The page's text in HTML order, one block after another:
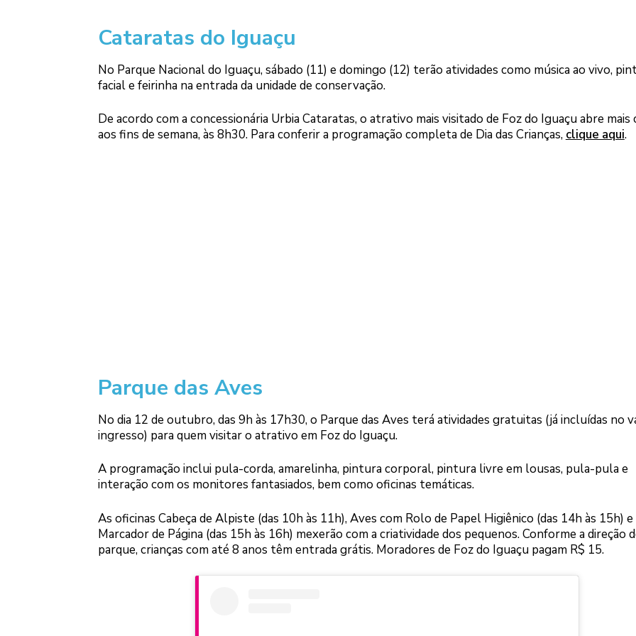
Cataratas do Iguaçu
No Parque Nacional do Iguaçu, sábado (11) e domingo (12) terão atividades como música ao vivo,
facial e feirinha na entrada da unidade de conservação.
De acordo com a concessionária Urbia Cataratas, o atrativo mais visitado de Foz do Iguaçu abre mais
aos fins de semana, às 8h30. Para conferir a programação completa de Dia das Crianças, clique aqui.
Parque das Aves
No dia 12 de outubro, das 9h às 17h30, o Parque das Aves terá atividades gratuitas (já incluídas no
ingresso) para quem visitar o atrativo em Foz do Iguaçu.
A programação inclui pula-corda, amarelinha, pintura corporal, pintura livre em lousas, pula-pula e
interação com os monitores fantasiados, bem como oficinas temáticas.
As oficinas Cabeça de Alpiste (das 10h às 11h), Aves com Rolo de Papel Higiênico (das 14h às 15h) e
Marcador de Página (das 15h às 16h) mexerão com a criatividade dos pequenos. Conforme a direção
parque, crianças com até 8 anos têm entrada grátis. Moradores de Foz do Iguaçu pagam R$ 15.